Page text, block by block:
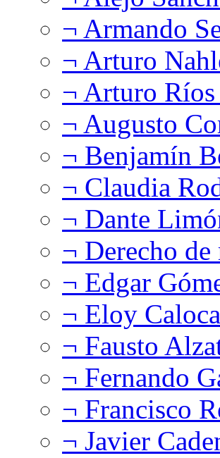
¬ Armando
¬ Arturo
¬ Arturo
¬ Augusto
¬ Benjamín
¬ Claudia
¬ Dante
¬ Derecho de
¬ Edgar
¬ Eloy Caloca
¬ Fausto
¬ Fernando
¬ Francisco
¬ Javier